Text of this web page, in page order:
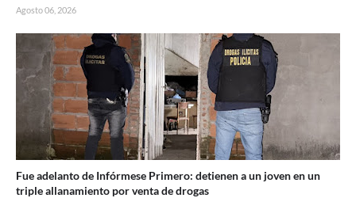
Agosto 06, 2026
Fue adelanto de Infórmese Primero: detienen a un joven en un
triple allanamiento por venta de drogas